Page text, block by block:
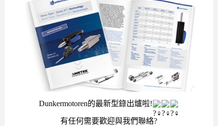
Dunkermotoren的最新型錄出爐啦!
有任何需要歡迎與我們聯絡?